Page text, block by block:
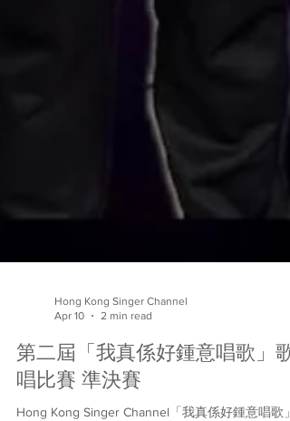
Hong Kong Singer Channel
Apr 10
2 min read
第二屆「我真係好鍾意唱歌」歌